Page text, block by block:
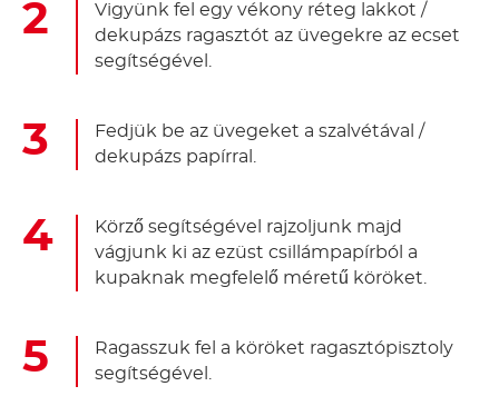
Vigyünk fel egy vékony réteg lakkot /
dekupázs ragasztót az üvegekre az ecset
segítségével.
Fedjük be az üvegeket a szalvétával /
dekupázs papírral.
Körző segítségével rajzoljunk majd
vágjunk ki az ezüst csillámpapírból a
kupaknak megfelelő méretű köröket.
Ragasszuk fel a köröket ragasztópisztoly
segítségével.